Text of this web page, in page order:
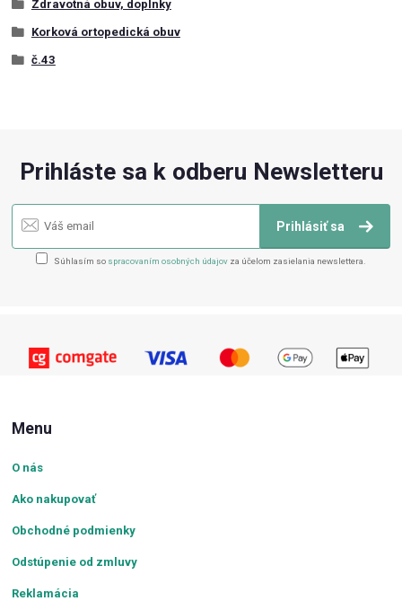
Zdravotná obuv, doplnky
Korková ortopedická obuv
č.43
Prihláste sa k odberu Newsletteru
Prihlásiť sa
Súhlasím so spracovaním osobných údajov za účelom zasielania newslettera.
Menu
O nás
Ako nakupovať
Obchodné podmienky
Odstúpenie od zmluvy
Reklamácia